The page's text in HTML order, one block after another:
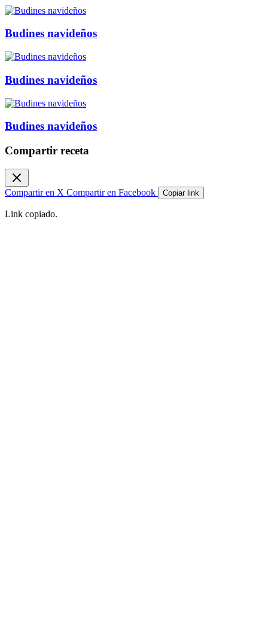
Budines navideños
Budines navideños
Budines navideños
Compartir receta
Compartir en X Compartir en Facebook Copiar link
Link copiado.